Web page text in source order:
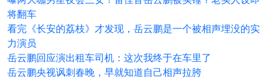
将翻车
看完《长安的荔枝》才发现，岳云鹏是一个被相声埋没的实
力演员
岳云鹏回应演出租车司机：这次我终于在车里了
岳云鹏央视讽刺春晚，早就知道自己相声拉胯